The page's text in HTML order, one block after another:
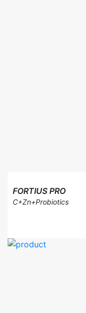
FORTIUS PRO
C+Zn+Probiotics